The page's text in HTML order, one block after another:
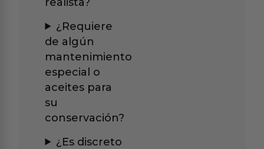
¿Requiere
de algún
mantenimiento
especial o
aceites para
su
conservación?
¿Es discreto